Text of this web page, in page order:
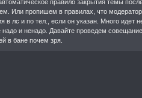
правило закрытия темы
Или пропишем в правилах, что
в лс и по тел., если он указан. Много идет
и ненадо. Давайте проведем
в бане почем зря.